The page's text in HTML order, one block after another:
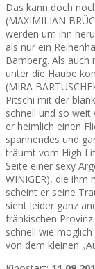
Das kann doch
(MAXIMILIAN
werden um ihn
als nur ein
Bamberg. Als auch
unter die Haube
(MIRA
Pitschi mit der
schnell und so
er heimlich einen
spannendes und
träumt vom High
Seite einer sexy
WINIGER), die ihm
scheint er seine
sieht leider ganz
fränkischen
schnell wie
von dem kleinen